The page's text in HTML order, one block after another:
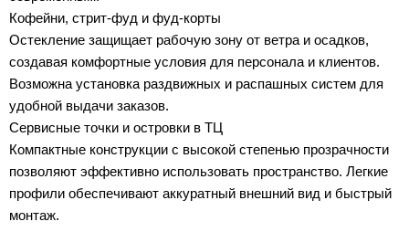
Кофейни, стрит-фуд и фуд-корты
Остекление защищает рабочую зону от ветра и осадков,
создавая комфортные условия для персонала и клиентов.
Возможна установка раздвижных и распашных систем для
удобной выдачи заказов.
Сервисные точки и островки в ТЦ
Компактные конструкции с высокой степенью прозрачности
позволяют эффективно использовать пространство. Легкие
профили обеспечивают аккуратный внешний вид и быстрый
монтаж.